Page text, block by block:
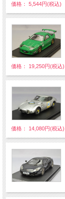
価格： 5,544円(税込)
価格： 19,250円(税込)
価格： 14,080円(税込)